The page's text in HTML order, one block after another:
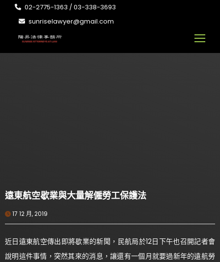
02-2775-1363 / 03-338-3693
sunriselawyer@gmail.com
遠東航空歇業與大量解僱勞工保護法
17 12 月, 2019
近日遠東航空傳出即將歇業的新聞，民航局於12日下午也召開記者會
說明這件事情，突然其來的消息，讓還有一個月就要過新年的遠航勞